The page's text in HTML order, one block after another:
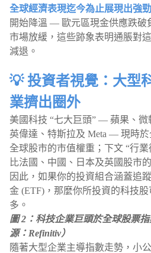
全球經濟表現迄今為止展現出強
開始降溫 — 歐元區現金供應跌破
市場放緩，這些跡象表明通脹對
減退。
💡 投資者視覺：大型
業擠出圈外
美國科技 “七大巨頭” — 蘋果、微
英偉達、特斯拉及 Meta — 現時
全球股市的市值權重；下文 “行
比法國、中國、日本及英國股市
因此，如果你的投資組合涵蓋追
金 (ETF)，那麼你所投資的科技
多。
圖 2：科技企業巨頭於全球股票
源：Refinitiv）
隨著大型企業主導指數走勢，小